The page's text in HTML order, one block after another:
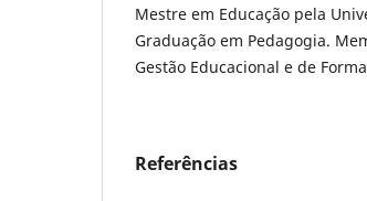
Mestre em Educação pela
Graduação em Pedagogia.
Gestão Educacional e de
Referências